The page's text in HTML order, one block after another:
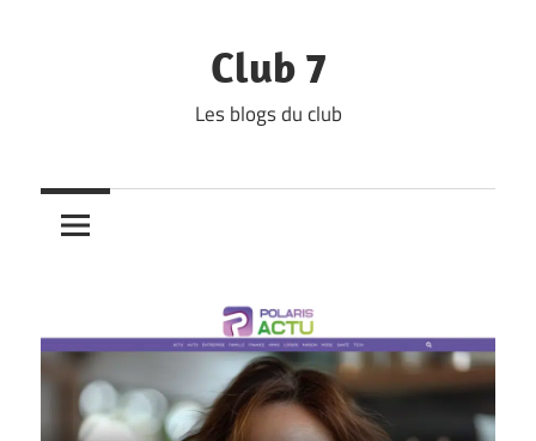
Club 7
Les blogs du club